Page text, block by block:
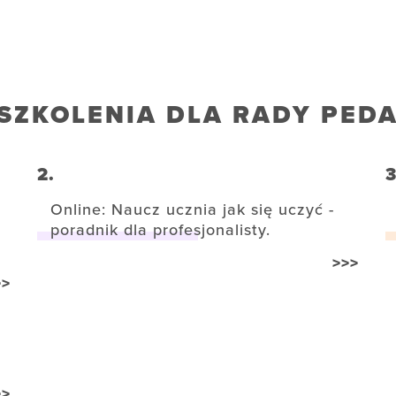
DLA RADY
2.
Online: Naucz ucznia jak się uczyć -
poradnik dla profesjonalisty.
>>>